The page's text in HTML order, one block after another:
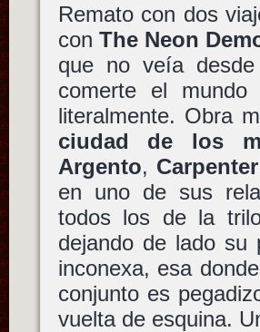
Remato con dos
con The Neon
que no veía
comerte el
literalmente. Obra
ciudad de los
Argento, Carpenter
en uno de sus
todos los de la
dejando de lado su
inconexa, esa
conjunto es
vuelta de esquina.